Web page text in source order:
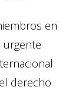
en
urgente
derecho